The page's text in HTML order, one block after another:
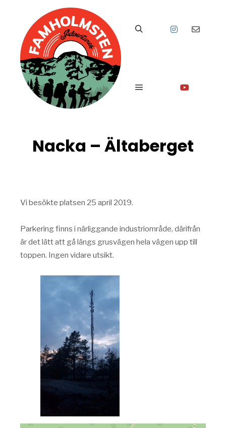
Nacka – Ältaberget
Vi besökte platsen 25 april 2019.
Parkering finns i närliggande industriområde, därifrån
är det lätt att gå längs grusvägen hela vägen upp till
toppen. Ingen vidare utsikt.